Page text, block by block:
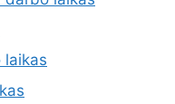
laikas